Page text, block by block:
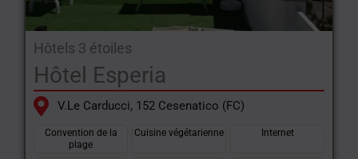
Hôtels 3 étoiles
Hôtel Esperia
V.le Carducci, 152 Cesenatico (FC)
Convention de la
plage
Cuisine végétarienne Internet